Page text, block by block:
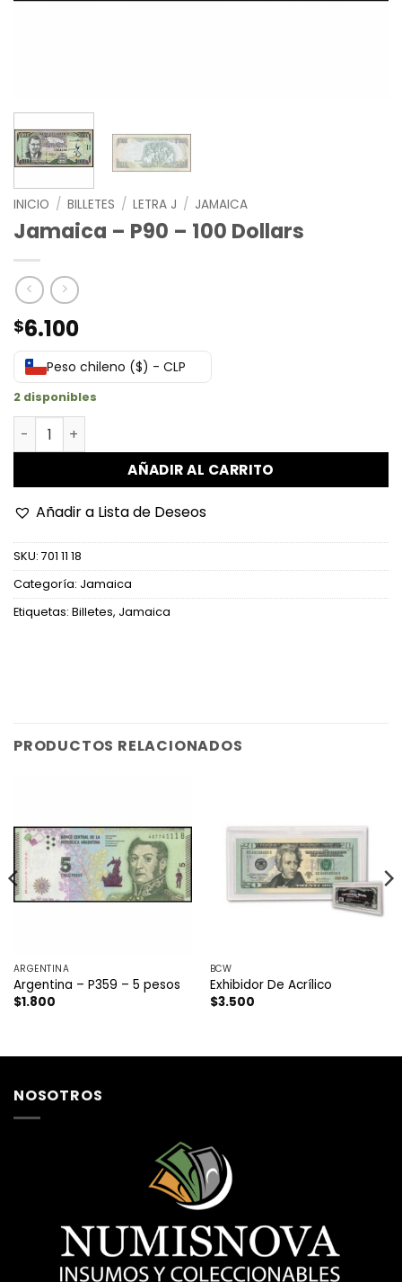
INICIO / BILLETES / LETRA J / JAMAICA
Jamaica – P90 – 100 Dollars
$6.100
Peso chileno ($) - CLP
2 disponibles
Jamaica - P90 - 100 Dollars cantidad
AÑADIR AL CARRITO
Añadir a Lista de Deseos
SKU: 701 11 18
Categoría: Jamaica
Etiquetas: Billetes, Jamaica
PRODUCTOS RELACIONADOS
ARGENTINA
Argentina – P359 – 5 pesos
$1.800
BCW
Exhibidor De Acrílico
$3.500
NOSOTROS